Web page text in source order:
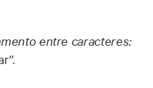
entre caracteres: